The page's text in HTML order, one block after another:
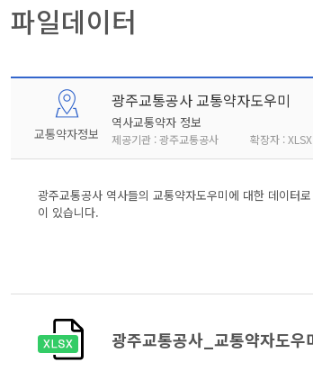
파일데이터
교통약자정보
광주교통공사 교통약자도우미
역사교통약자 정보
제공기관 : 광주교통공사 확장자 : XLSX
광주교통공사 역사들의 교통약자도우미에 대한 데이터
이 있습니다.
광주교통공사_교통약자도